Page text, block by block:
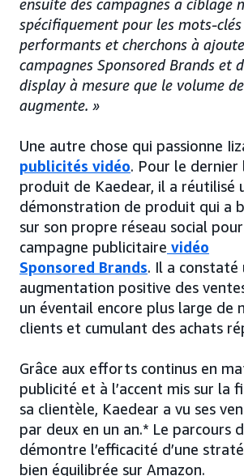
ensuite des campagnes à ciblage
spécifiquement pour les mots-
performants et cherchons à
campagnes Sponsored Brands et
display à mesure que le volume
augmente. »
Une autre chose qui passionne
publicités vidéo. Pour le dernier
produit de Kaedear, il a réutilisé
démonstration de produit qui a
sur son propre réseau social
campagne publicitaire vidéo
Sponsored Brands. Il a constaté
augmentation positive des
un éventail encore plus large de
clients et cumulant des achats
Grâce aux efforts continus en
publicité et à l’accent mis sur la
sa clientèle, Kaedear a vu ses
par deux en un an.* Le parcours
démontre l’efficacité d’une
bien équilibrée sur Amazon.